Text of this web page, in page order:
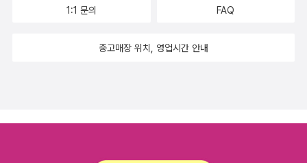
깊이를 더해주었습니다. 어린이를 위한 책이었지만, 어느 부분하나
한 인간으로서의 외로움과 아픔까지도 고스란히 느낄 수 있었습니다.
게 물어보고 싶은 마음은 당연할거란 생각도 들어요. 이해되지 않는
고려시대 최무선이 만든 화포가 조선시대까지 점점 발전했다고 하니,
1:1 문의 FAQ
중고매장 위치, 영업시간 안내